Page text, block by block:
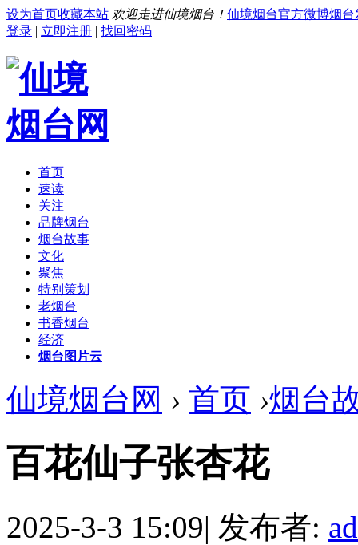
设为首页收藏本站 欢迎走进仙境烟台！ 仙境烟台官方微博烟台
登录 | 立即注册 | 找回密码
首页
速读
关注
品牌烟台
烟台故事
文化
聚焦
特别策划
老烟台
书香烟台
经济
烟台图片云
仙境烟台网 › 首页 ›烟台
百花仙子张杏花
2025-3-3 15:09| 发布者: